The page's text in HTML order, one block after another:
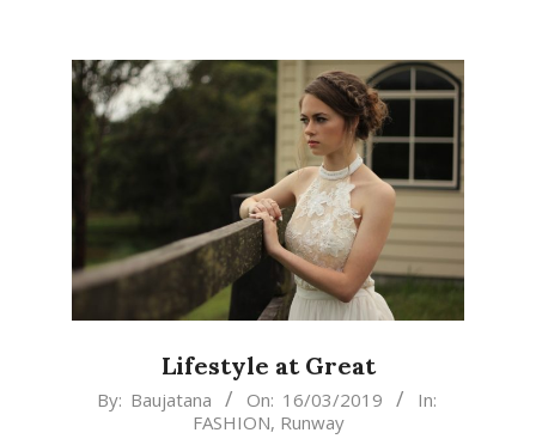
Lifestyle at Great
2019-
By: Baujatana On: 16/03/2019
In:
FASHION, Runway